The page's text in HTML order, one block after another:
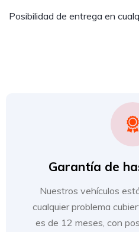
Posibilidad de entrega en
Garantía de
Nuestros vehículos
cualquier problema
es de 12 meses, con